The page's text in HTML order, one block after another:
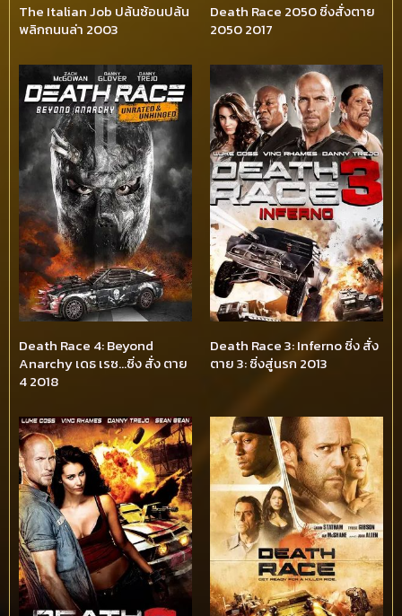
The Italian Job ปล้นซ้อนปล้น
พลิกถนนล่า 2003
Death Race 2050 ซิ่งสั่งตาย
2050 2017
Death Race 4: Beyond
Anarchy เดธ เรซ…ซิ่ง สั่ง ตาย
4 2018
Death Race 3: Inferno ซิ่ง สั่ง
ตาย 3: ซิ่งสู่นรก 2013